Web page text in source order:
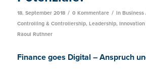
18. September 2018 / 0 Kommentare / in Business
Controlling & Controllership, Leadership,
Raoul Ruthner
Finance goes Digital – Anspruch